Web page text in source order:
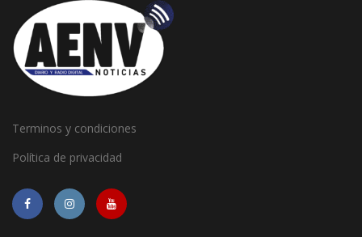
Terminos y condiciones
Política de privacidad